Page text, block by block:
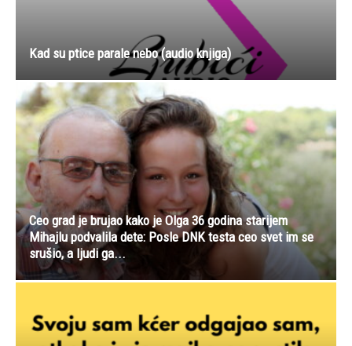
Kad su ptice parale nebo (audio knjiga)
Ceo grad je brujao kako je Olga 36 godina starijem
Mihajlu podvalila dete: Posle DNK testa ceo svet im se
srušio, a ljudi ga...